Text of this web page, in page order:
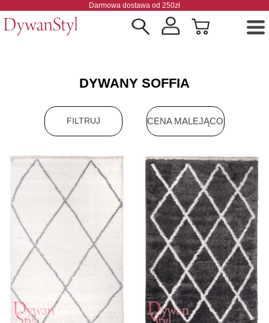
Darmowa dostawa od 250zł
DYWANY SOFFIA
FILTRUJ CENA MALEJĄCO